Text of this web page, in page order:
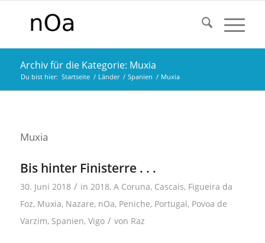
Archiv für die Kategorie: Muxia
Du bist hier: Startseite / Länder / Spanien / Muxia
Muxia
Bis hinter Finisterre . . .
30. Juni 2018 / in 2018, A Coruna, Cascais, Figueira da
Foz, Muxia, Nazare, nOa, Peniche, Portugal, Povoa de
Varzim, Spanien, Vigo / von Raz